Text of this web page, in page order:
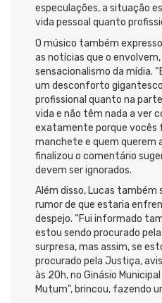
especulações, a situação
vida pessoal quanto
O músico também
as notícias que o
sensacionalismo da mídia.
um desconforto
profissional quanto na
vida e não têm nada a ver
exatamente porque vocês
manchete e quem querem
finalizou o comentário
devem ser ignorados.
Além disso, Lucas também
rumor de que estaria
despejo. “Fui informado
estou sendo procurado
surpresa, mas assim, se
procurado pela Justiça,
às 20h, no Ginásio
Mutum”, brincou, fazendo